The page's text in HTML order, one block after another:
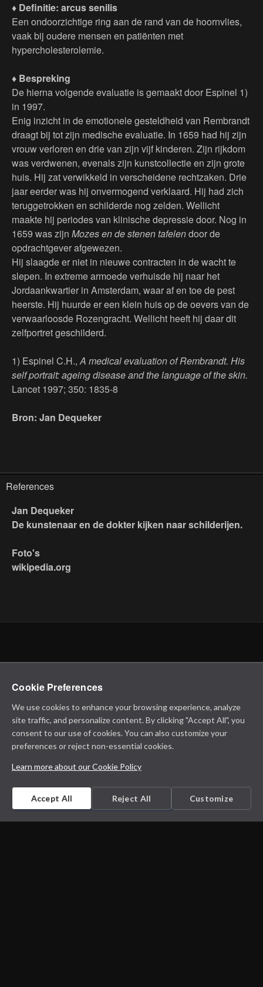
♦ Definitie: arcus senilis
Een ondoorzichtige ring aan de rand van de hoornvlies,
vaak bij oudere mensen en patiënten met
hypercholesterolemie.
♦ Bespreking
De hierna volgende evaluatie is gemaakt door Espinel 1)
in 1997.
Enig inzicht in de emotionele gesteldheid van Rembrandt
draagt bij tot zijn medische evaluatie. In 1659 had hij zijn
vrouw verloren en drie van zijn vijf kinderen. Zijn rijkdom
was verdwenen, evenals zijn kunstcollectie en zijn grote
huis. Hij zat verwikkeld in verscheidene rechtzaken. Drie
jaar eerder was hij onvermogend verklaard. Hij had zich
teruggetrokken en schilderde nog zelden. Wellicht
maakte hij periodes van klinische depressie door. Nog in
1659 was zijn Mozes en de stenen tafelendoor de
opdrachtgever afgewezen.
Hij slaagde er niet in nieuwe contracten in de wacht te
slepen. In extreme armoede verhuisde hij naar het
Jordaankwartier in Amsterdam, waar af en toe de pest
heerste. Hij huurde er een klein huis op de oevers van de
verwaarloosde Rozengracht. Wellicht heeft hij daar dit
zelfportret geschilderd.
1) Espinel C.H.,A medical evaluation of Rembrandt. His
self portrait: ageing disease and the language of the skin.
Lancet 1997; 350: 1835-8
Bron: Jan Dequeker
References
Jan Dequeker
De kunstenaar en de dokter kijken naar schilderijen.
Foto's
wikipedia.org
Cookie Preferences
We use cookies to enhance your browsing experience, analyze
site traffic, and personalize content. By clicking "Accept All", you
consent to our use of cookies. You can also customize your
preferences or reject non-essential cookies.
Learn more about our Cookie Policy
Accept All Reject All Customize